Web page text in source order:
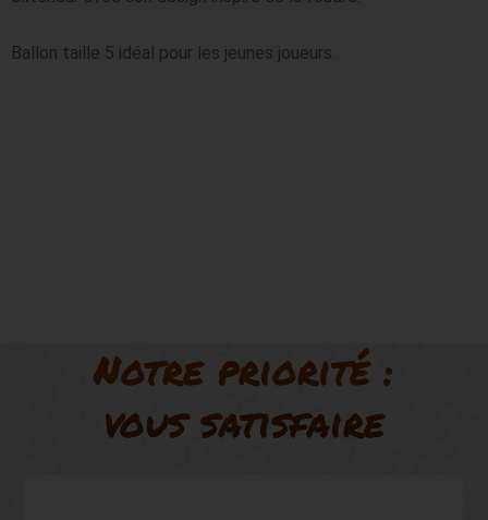
Ballon taille 5 idéal pour les jeunes joueurs.
Notre priorité :
vous satisfaire